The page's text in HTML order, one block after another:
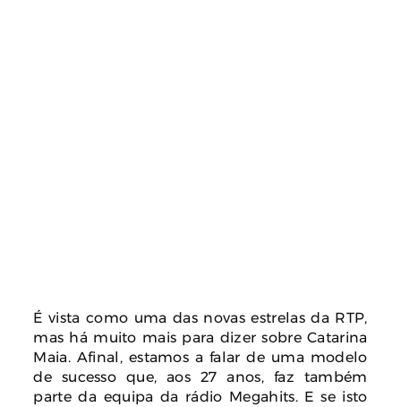
É vista como uma das novas estrelas da RTP,
mas há muito mais para dizer sobre Catarina
Maia. Afinal, estamos a falar de uma modelo
de sucesso que, aos 27 anos, faz também
parte da equipa da rádio Megahits. E se isto